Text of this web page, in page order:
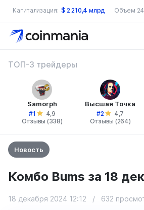
Капитализация: $ 2 210,4 млрд Объем
ТОП-3 трейдеры
Samorph
#1
4,9
Отзывы (338)
Высшая Точка
#2
4,7
Отзывы (264)
Новость
Комбо Bums за 18
18 декабря 2024 12:12 / 632